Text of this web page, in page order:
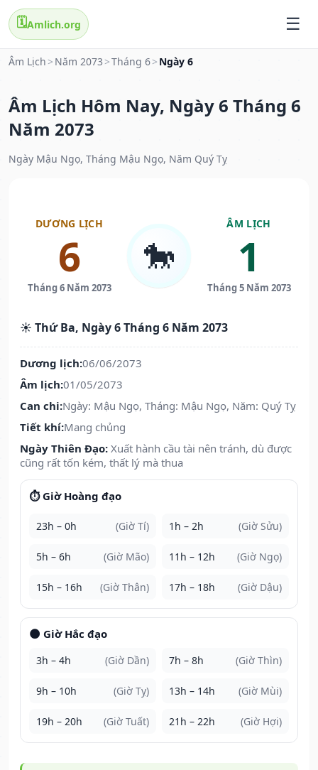
🗓️Amlich.org
Âm Lịch > Năm 2073 >Tháng 6> Ngày 6
Âm Lịch Hôm Nay, Ngày 6 Tháng 6
Năm 2073
Ngày Mậu Ngọ, Tháng Mậu Ngọ, Năm Quý Tỵ
DƯƠNG LỊCH
6
Tháng 6 Năm 2073
🐎
ÂM LỊCH
1
Tháng 5 Năm 2073
☀️ Thứ Ba, Ngày 6 Tháng 6 Năm 2073
Dương lịch:06/06/2073
Âm lịch:01/05/2073
Can chi:Ngày: Mậu Ngọ, Tháng: Mậu Ngọ, Năm: Quý Tỵ
Tiết khí:Mang chủng
Ngày Thiên Đạo: Xuất hành cầu tài nên tránh, dù được
cũng rất tốn kém, thất lý mà thua
⏱️ Giờ Hoàng đạo
23h – 0h (Giờ Tí) 1h – 2h (Giờ Sửu)
5h – 6h (Giờ Mão) 11h – 12h (Giờ Ngọ)
15h – 16h (Giờ Thân) 17h – 18h (Giờ Dậu)
🌑 Giờ Hắc đạo
3h – 4h (Giờ Dần) 7h – 8h (Giờ Thìn)
9h – 10h (Giờ Tỵ) 13h – 14h (Giờ Mùi)
19h – 20h (Giờ Tuất) 21h – 22h (Giờ Hợi)